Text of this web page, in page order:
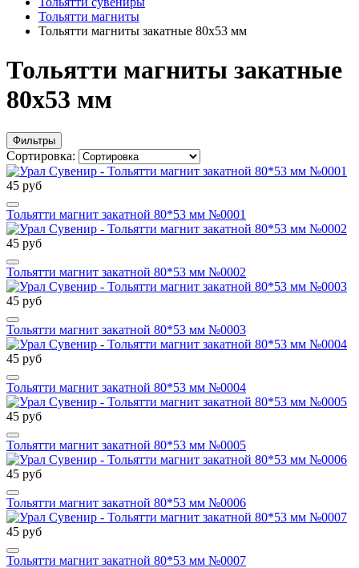
Тольятти магниты
Тольятти магниты закатные 80х53 мм
Тольятти магниты закатные
80х53 мм
Фильтры
Сортировка:
45 руб
Тольятти магнит закатной 80*53 мм №0001
45 руб
Тольятти магнит закатной 80*53 мм №0002
45 руб
Тольятти магнит закатной 80*53 мм №0003
45 руб
Тольятти магнит закатной 80*53 мм №0004
45 руб
Тольятти магнит закатной 80*53 мм №0005
45 руб
Тольятти магнит закатной 80*53 мм №0006
45 руб
Тольятти магнит закатной 80*53 мм №0007